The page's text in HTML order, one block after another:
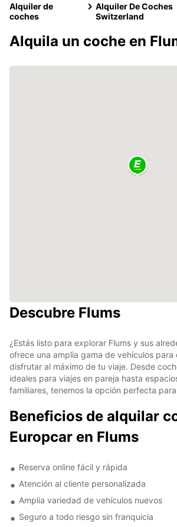
Alquiler de
coches
Alquiler De Coches
Switzerland
Alquila un coche en
Descubre Flums
¿Estás listo para explorar Flums y sus
ofrece una amplia gama de vehículos para
disfrutar al máximo de tu viaje. Desde
ideales para viajes en pareja hasta
familiares, tenemos la opción perfecta
Beneficios de alquilar
Europcar en Flums
Reserva online fácil y rápida
Atención al cliente personalizada
Amplia variedad de vehículos nuevos
Seguro a todo riesgo sin franquicia